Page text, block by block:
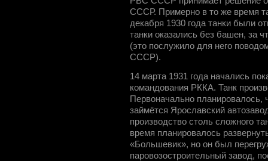
СССР. Примерно в то же время
декабря 1930 года танки были
танки оказались без башен, за
(это послужило для него
СССР).
14 марта 1931 года начались
командования РККА. Танк
Первоначально планировалось,
займётся Ярославский
производство столь сложного
время планировалось
«Большевик», но он был
паровозостроительный завод,